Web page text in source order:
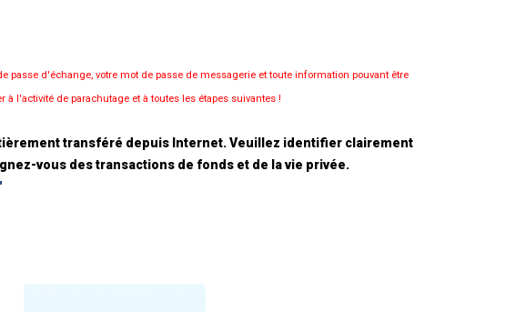
d'échange, votre mot de passe de messagerie et toute information pouvant être
l'activité de parachutage et à toutes les étapes suivantes !
transféré depuis Internet. Veuillez identifier clairement
vous des transactions de fonds et de la vie privée.